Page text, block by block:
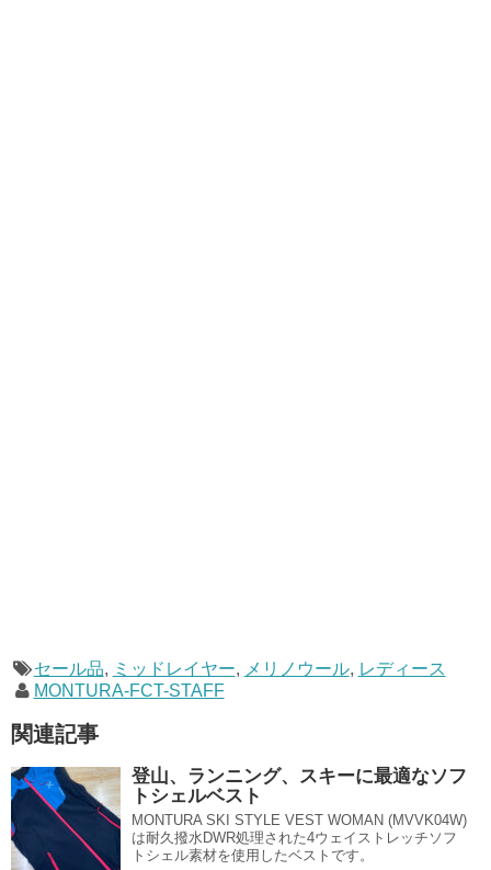
セール品, ミッドレイヤー, メリノウール, レディース
MONTURA-FCT-STAFF
関連記事
登山、ランニング、スキーに最適なソフ
トシェルベスト
MONTURA SKI STYLE VEST WOMAN (MVVK04W)
は耐久撥水DWR処理された4ウェイストレッチソフ
トシェル素材を使用したベストです。